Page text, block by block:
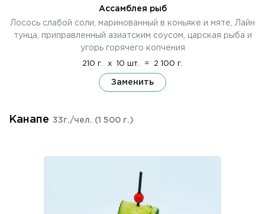
Ассамблея рыб
Лосось слабой соли, маринованный в коньяке и мяте, Лайн
тунца, приправленный азиатским соусом, царская рыба и
угорь горячего копчения
210 г. x 10 шт. = 2 100 г.
Заменить
Канапе 33г./чел. (1 500 г.)